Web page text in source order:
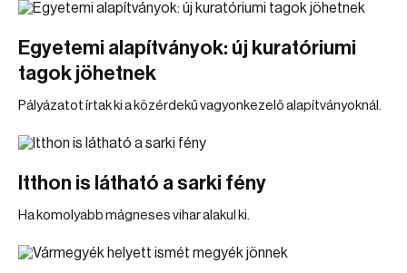
Egyetemi alapítványok: új kuratóriumi
tagok jöhetnek
Pályázatot írtak ki a közérdekű vagyonkezelő alapítványoknál.
Itthon is látható a sarki fény
Ha komolyabb mágneses vihar alakul ki.